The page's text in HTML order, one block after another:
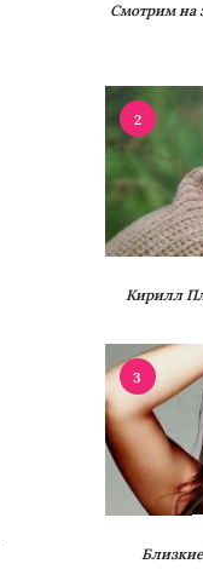
Смотрим на
2
Кирилл
3